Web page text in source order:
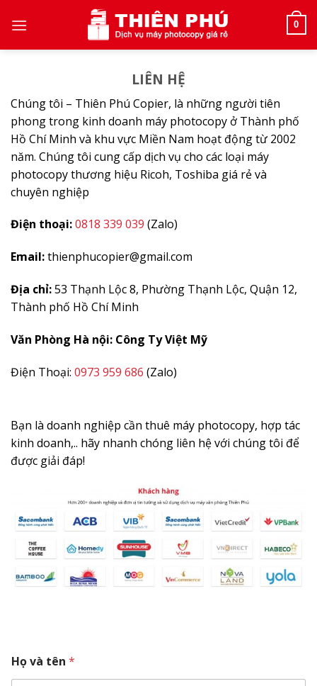
0
LIÊN HỆ
Chúng tôi – Thiên Phú Copier, là những người tiên
phong trong kinh doanh máy photocopy ở Thành phố
Hồ Chí Minh và khu vực Miền Nam hoạt động từ 2002
năm. Chúng tôi cung cấp dịch vụ cho các loại máy
photocopy thương hiệu Ricoh, Toshiba giá rẻ và
chuyên nghiệp
Điện thoại:0818 339 039 (Zalo)
Email:thienphucopier@gmail.com
Địa chỉ:53 Thạnh Lộc 8, Phường Thạnh Lộc, Quận 12,
Thành phố Hồ Chí Minh
Văn Phòng Hà nội: Công Ty Việt Mỹ
Điện Thoại: 0973 959 686 (Zalo)
Bạn là doanh nghiệp cần thuê máy photocopy, hợp tác
kinh doanh,.. hãy nhanh chóng liên hệ với chúng tôi để
được giải đáp!
Họ và tên *